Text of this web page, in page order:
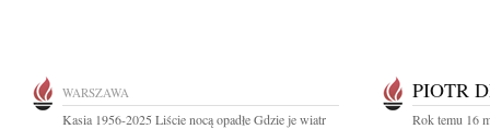
WARSZAWA
Kasia 1956-2025 Liście nocą opadłe Gdzie je wiatr
PIOTR
Rok temu 16